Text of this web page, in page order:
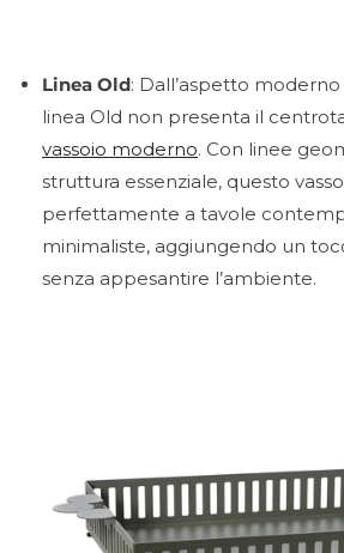
Linea Old: Dall’aspetto
linea Old non presenta il
vassoio moderno. Con linee
struttura essenziale, questo
perfettamente a tavole
minimaliste, aggiungendo un
senza appesantire l’ambiente.